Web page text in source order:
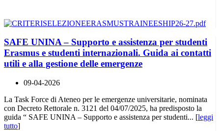
SAFE UNINA – Supporto e assistenza per studenti
Erasmus e studenti internazionali. Guida ai contatti
utili e alla gestione delle emergenze
09-04-2026
La Task Force di Ateneo per le emergenze universitarie, nominata
con Decreto Rettorale n. 3121 del 04/07/2025, ha predisposto la
guida “ SAFE UNINA – Supporto e assistenza per studenti... [leggi
tutto]